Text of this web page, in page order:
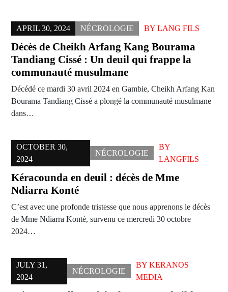
APRIL 30, 2024 NÉCROLOGIE BY LANG FILS
Décès de Cheikh Arfang Kang Bourama
Tandiang Cissé : Un deuil qui frappe la
communauté musulmane
Décédé ce mardi 30 avril 2024 en Gambie, Cheikh Arfang Kan
Bourama Tandiang Cissé a plongé la communauté musulmane
dans…
OCTOBER 30,
2024
NÉCROLOGIE
BY
LANGFILS
Kéracounda en deuil : décès de Mme
Ndiarra Konté
C’est avec une profonde tristesse que nous apprenons le décès
de Mme Ndiarra Konté, survenu ce mercredi 30 octobre
2024…
JULY 31,
2024
NÉCROLOGIE
BY KERANOS
MEDIA